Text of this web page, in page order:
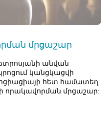
մրցաշար
անվան
կանցկացվի
հետ համատեղ
որակավորման մրցաշար: